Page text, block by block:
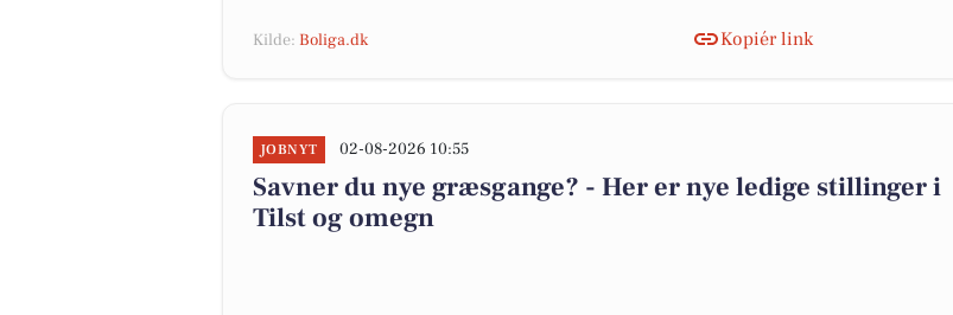
Kilde: Boliga.dk Kopiér link
JOBNYT 02-08-2026 10:55
Savner du nye græsgange? - Her er nye ledige stillinger i
Tilst og omegn